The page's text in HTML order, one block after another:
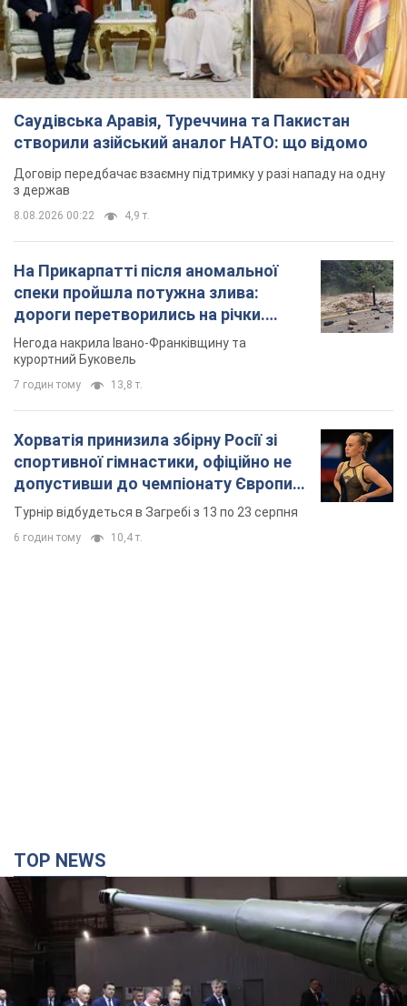
Саудівська Аравія, Туреччина та Пакистан
створили азійський аналог НАТО: що відомо
Договір передбачає взаємну підтримку у разі нападу на одну
з держав
8.08.2026 00:22 4,9 т.
На Прикарпатті після аномальної
спеки пройшла потужна злива:
дороги перетворились на річки.
Відео
Негода накрила Івано-Франківщину та
курортний Буковель
7 годин тому 13,8 т.
Хорватія принизила збірну Росії зі
спортивної гімнастики, офіційно не
допустивши до чемпіонату Європи
основних спортсменів
Турнір відбудеться в Загребі з 13 по 23 серпня
6 годин тому 10,4 т.
TOP NEWS